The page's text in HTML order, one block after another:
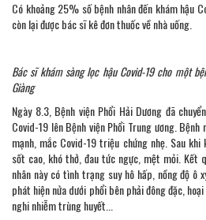
Có khoảng 25% số bệnh nhân đến khám hậu
còn lại được bác sĩ kê đơn thuốc về nhà uống.
Bác sĩ khám sàng lọc hậu Covid-19 cho một
Giàng
Ngày 8.3, Bệnh viện Phổi Hải Dương đã
Covid-19 lên Bệnh viện Phổi Trung ương.
mạnh, mắc Covid-19 triệu chứng nhẹ. Sau
sốt cao, khó thở, đau tức ngực, mệt mỏi. Kết
nhân này có tình trạng suy hô hấp, nồng độ ô
phát hiện nửa dưới phổi bên phải đông đặc,
nghi nhiễm trùng huyết...